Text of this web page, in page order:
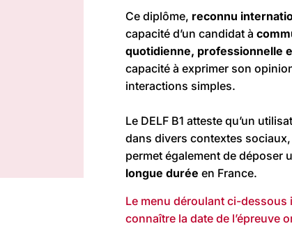
Ce diplôme, reconnu
capacité d’un candidat à
quotidienne, professionnelle
capacité à exprimer son
interactions simples.
Le DELF B1 atteste qu’un
dans divers contextes sociaux,
permet également de déposer
longue durée en France.
Le menu déroulant ci-dessous
connaître la date de l’épreuve